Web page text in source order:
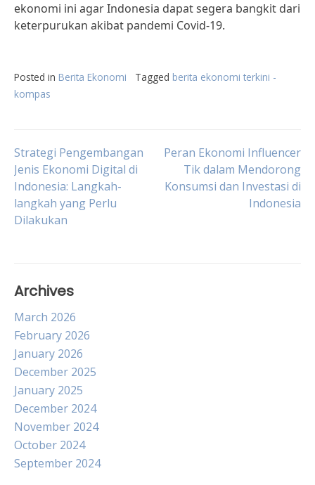
ekonomi ini agar Indonesia dapat segera bangkit dari
keterpurukan akibat pandemi Covid-19.
Posted in Berita Ekonomi Tagged berita ekonomi terkini -
kompas
Post
navigation
Strategi Pengembangan
Jenis Ekonomi Digital di
Indonesia: Langkah-
langkah yang Perlu
Dilakukan
Peran Ekonomi Influencer
Tik dalam Mendorong
Konsumsi dan Investasi di
Indonesia
Archives
March 2026
February 2026
January 2026
December 2025
January 2025
December 2024
November 2024
October 2024
September 2024